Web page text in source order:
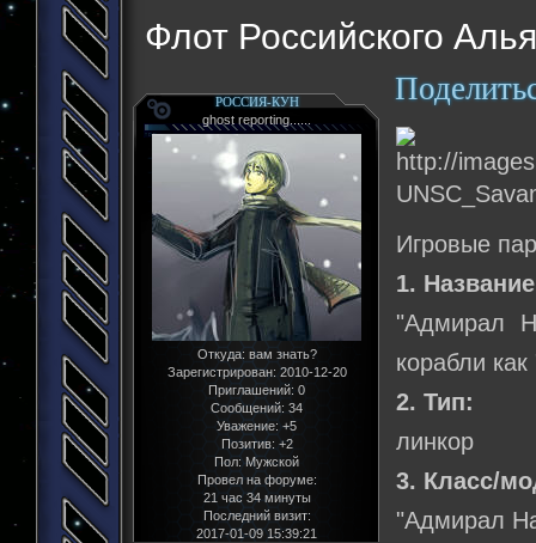
Флот Российского
РОССИЯ-КУН
ghost reporting......
Откуда: вам знать?
Зарегистрирован: 2010-12-20
Приглашений: 0
Сообщений: 34
Уважение: +5
Позитив: +2
Пол: Мужской
Провел на форуме:
21 час 34 минуты
Последний визит:
2017-01-09 15:39:21
Игровые
1. Название
"Адмирал
корабли
2. Тип:
линкор
3. Класс/
"Адмирал